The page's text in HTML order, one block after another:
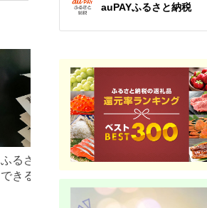
ホテル 竹園芦屋 宿泊
素泊まり 朝食付き 1
ふるさと納税で15万円寄付
できる年収は？家電などお
すすめ返礼品も
【2026
すすめ
auPAYふるさと納税